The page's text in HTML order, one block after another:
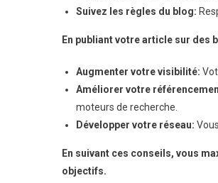
Suivez les règles du blog:
En publiant votre article sur des
Augmenter votre visibilité:
Améliorer votre
moteurs de recherche.
Développer votre réseau:
En suivant ces conseils, vous
objectifs.